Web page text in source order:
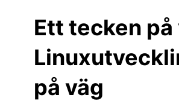
Ett tecken
på väg